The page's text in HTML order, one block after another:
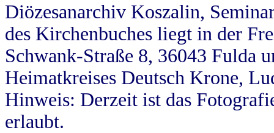
Diözesanarchiv Koszalin,
des Kirchenbuches liegt in der
Schwank-Straße 8, 36043 Fulda
Heimatkreises Deutsch Krone,
Hinweis: Derzeit ist das
erlaubt.